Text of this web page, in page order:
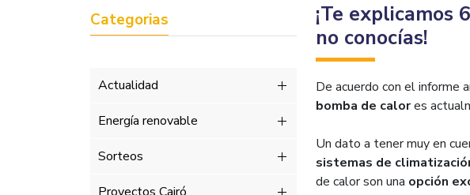
Categorias
Actualidad
Energía renovable
Sorteos
¡Te explicamos
no conocías!
De acuerdo con el informe
bomba de calores
Un dato a tener muy en
sistemas de
de calor son una opción